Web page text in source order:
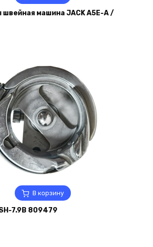
машина JACK A5E-A /
В корзину
7.9B 809479